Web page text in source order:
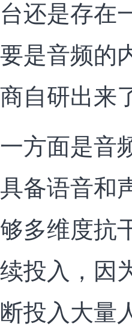
台还是存在
要是音频的
商自研出来
一方面是音
具备语音和
够多维度抗
续投入，因
断投入大量